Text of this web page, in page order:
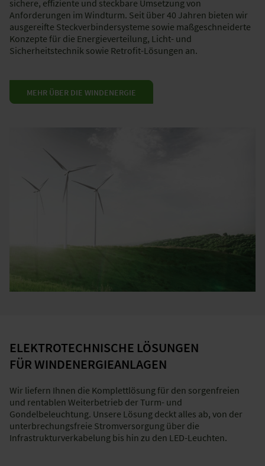
sichere, effiziente und steckbare Umsetzung von
Anforderungen im Windturm. Seit über 40 Jahren bieten wir
ausgereifte Steckverbindersysteme sowie maßgeschneiderte
Konzepte für die Energieverteilung, Licht- und
Sicherheitstechnik sowie Retrofit-Lösungen an.
MEHR ÜBER DIE WINDENERGIE
ELEKTROTECHNISCHE LÖSUNGEN
FÜR WINDENERGIEANLAGEN
Wir liefern Ihnen die Komplettlösung für den sorgenfreien
und rentablen Weiterbetrieb der Turm- und
Gondelbeleuchtung. Unsere Lösung deckt alles ab, von der
unterbrechungsfreie Stromversorgung über die
Infrastrukturverkabelung bis hin zu den LED-Leuchten.